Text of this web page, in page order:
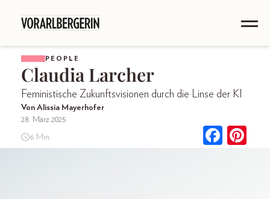
PEOPLE
Claudia Larcher
Feministische Zukunftsvisionen durch die Linse der KI
Von Alissia Mayerhofer
28. März 2025
6 Min.